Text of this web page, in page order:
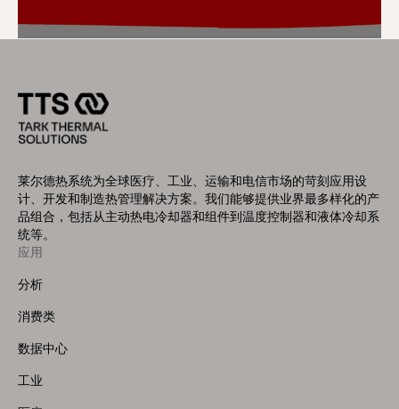
莱尔德热系统为全球医疗、工业、运输和电信市场的苛刻应用设
计、开发和制造热管理解决方案。我们能够提供业界最多样化的产
品组合，包括从主动热电冷却器和组件到温度控制器和液体冷却系
统等。
Footer
Menu
应用
分析
消费类
数据中心
工业